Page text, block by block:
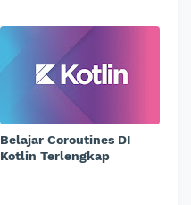
Belajar Coroutines DI
Kotlin Terlengkap